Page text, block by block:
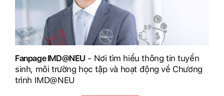
Fanpage IMD@NEU - Nơi tìm hiểu thông tin tuyển
sinh, môi trường học tập và hoạt động về Chương
trình IMD@NEU